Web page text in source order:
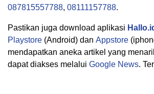
087815557788, 08111157788.
Pastikan juga download aplikasi
Playstore (Android) dan Appstore
mendapatkan aneka artikel yang
dapat diakses melalui Google News.